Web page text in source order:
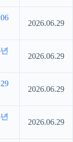
2026.06.29
2026.06.29
2026.06.29
2026.06.29